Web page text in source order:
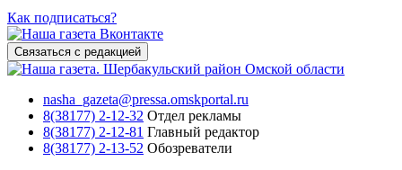
Как подписаться?
Связаться с редакцией
nasha_gazeta@pressa.omskportal.ru
8(38177) 2-12-32 Отдел рекламы
8(38177) 2-12-81 Главный редактор
8(38177) 2-13-52 Обозреватели